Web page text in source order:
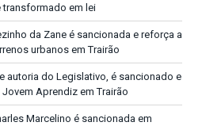
transformado em lei
da Zane é sancionada e reforça a
urbanos em Trairão
autoria do Legislativo, é sancionado e
Aprendiz em Trairão
Marcelino é sancionada em